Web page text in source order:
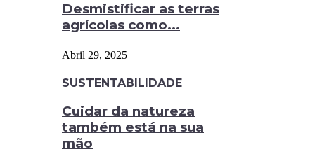
Desmistificar as terras
agrícolas como...
Abril 29, 2025
SUSTENTABILIDADE
Cuidar da natureza
também está na sua
mão